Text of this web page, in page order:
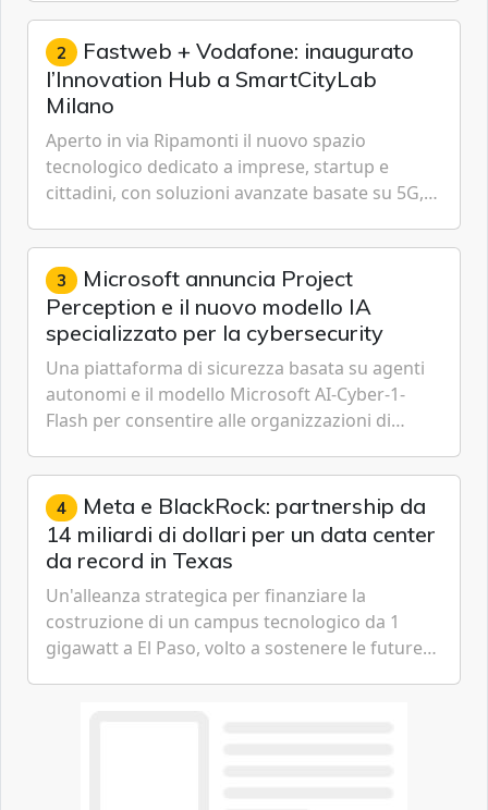
2 Fastweb + Vodafone: inaugurato
l’Innovation Hub a SmartCityLab
Milano
Aperto in via Ripamonti il nuovo spazio
tecnologico dedicato a imprese, startup e
cittadini, con soluzioni avanzate basate su 5G,
Cybersecurity.
3 Microsoft annuncia Project
Perception e il nuovo modello IA
specializzato per la cybersecurity
Una piattaforma di sicurezza basata su agenti
autonomi e il modello Microsoft AI-Cyber-1-
Flash per consentire alle organizzazioni di
gestione continua del rischio.
4 Meta e BlackRock: partnership da
14 miliardi di dollari per un data center
da record in Texas
Un'alleanza strategica per finanziare la
costruzione di un campus tecnologico da 1
gigawatt a El Paso, volto a sostenere le future